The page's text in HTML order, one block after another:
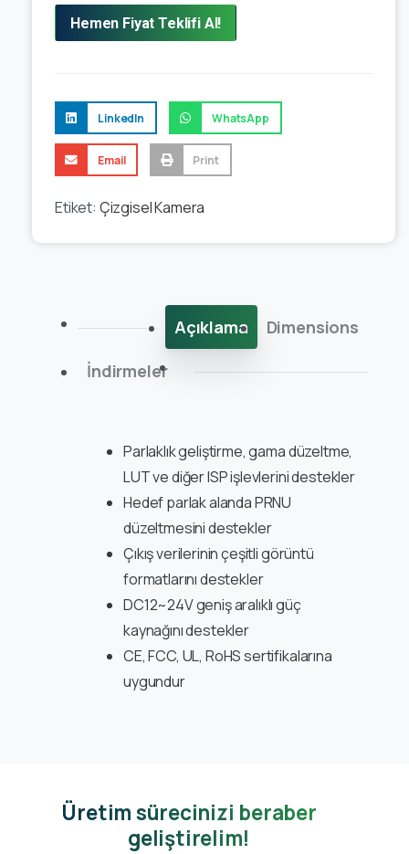
Hemen Fiyat Teklifi Al!
LinkedIn WhatsApp
Email Print
Etiket: Çizgisel Kamera
Açıklama
Dimensions
İndirmeler
Parlaklık geliştirme, gama düzeltme,
LUT ve diğer ISP işlevlerini destekler
Hedef parlak alanda PRNU
düzeltmesini destekler
Çıkış verilerinin çeşitli görüntü
formatlarını destekler
DC12~24V geniş aralıklı güç
kaynağını destekler
CE, FCC, UL, RoHS sertifikalarına
uygundur
Üretim sürecinizi beraber
geliştirelim!